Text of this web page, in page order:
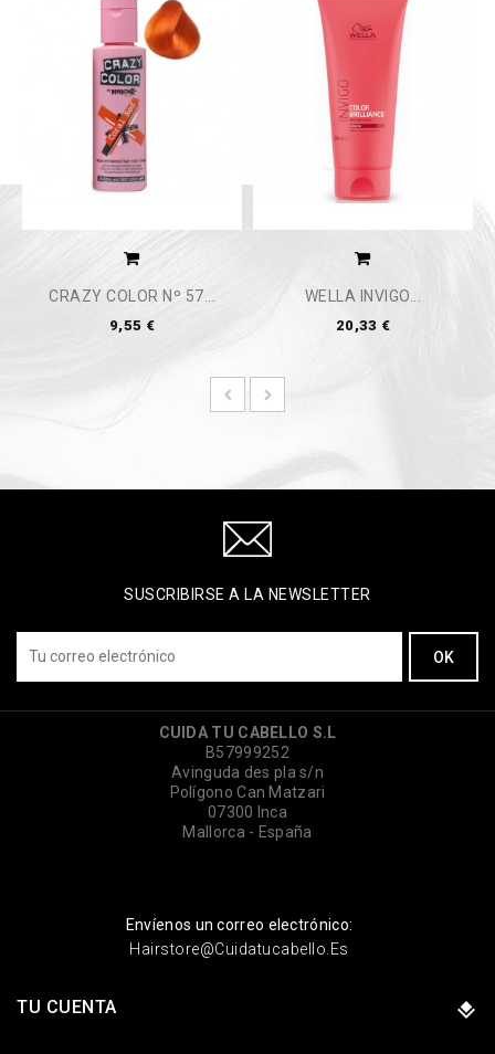
CRAZY COLOR Nº 57...
9,55 €
WELLA INVIGO...
20,33 €
SUSCRIBIRSE A LA NEWSLETTER
CUIDA TU CABELLO S.L
B57999252
Avinguda des pla s/n
Polígono Can Matzari
07300 Inca
Mallorca - España
Envíenos un correo electrónico:
Hairstore@cuidatucabello.es
TU CUENTA